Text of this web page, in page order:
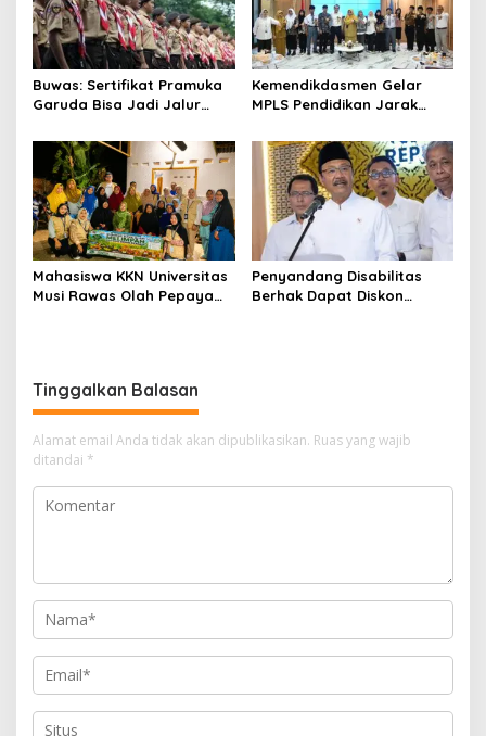
Buwas: Sertifikat Pramuka
Garuda Bisa Jadi Jalur
dan Perguruan Tinggi
Kemendikdasmen Gelar
MPLS Pendidikan Jarak
Kemandirian Belajar
Mahasiswa KKN Universitas
Musi Rawas Olah Pepaya
Penyandang Disabilitas
Berhak Dapat Diskon
Tinggalkan Balasan
Alamat email Anda tidak akan dipublikasikan. Ruas yang wajib
ditandai *